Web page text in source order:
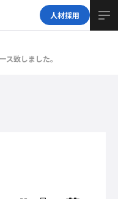
人材採用
ス致しました。